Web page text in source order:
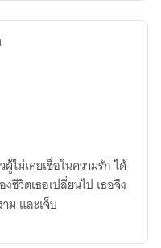
ไม่เคยเชื่อในความรัก ได้
วิตเธอเปลี่ยนไป เธอจึง
ม และเจ็บ